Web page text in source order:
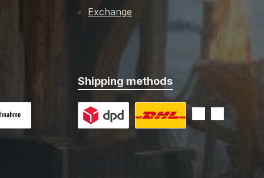
Exchange
Shipping methods
Custom image 2